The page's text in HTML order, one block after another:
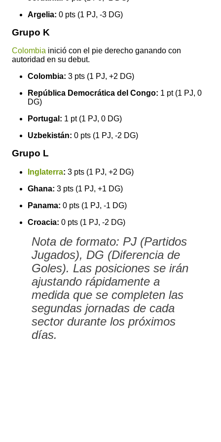
Argelia: 0 pts (1 PJ, -3 DG)
Grupo K
Colombia inició con el pie derecho ganando con
autoridad en su debut.
Colombia: 3 pts (1 PJ, +2 DG)
República Democrática del Congo: 1 pt (1 PJ, 0
DG)
Portugal: 1 pt (1 PJ, 0 DG)
Uzbekistán: 0 pts (1 PJ, -2 DG)
Grupo L
Inglaterra: 3 pts (1 PJ, +2 DG)
Ghana: 3 pts (1 PJ, +1 DG)
Panama: 0 pts (1 PJ, -1 DG)
Croacia: 0 pts (1 PJ, -2 DG)
Nota de formato: PJ (Partidos
Jugados), DG (Diferencia de
Goles). Las posiciones se irán
ajustando rápidamente a
medida que se completen las
segundas jornadas de cada
sector durante los próximos
días.